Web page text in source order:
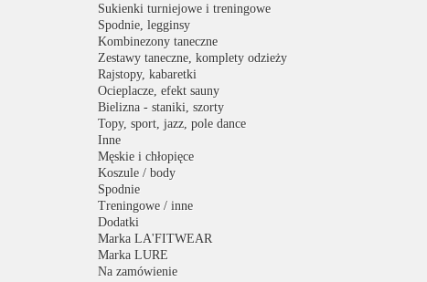
Sukienki turniejowe i treningowe
Spodnie, legginsy
Kombinezony taneczne
Zestawy taneczne, komplety odzieży
Rajstopy, kabaretki
Ocieplacze, efekt sauny
Bielizna - staniki, szorty
Topy, sport, jazz, pole dance
Inne
Męskie i chłopięce
Koszule / body
Spodnie
Treningowe / inne
Dodatki
Marka LA'FITWEAR
Marka LURE
Na zamówienie